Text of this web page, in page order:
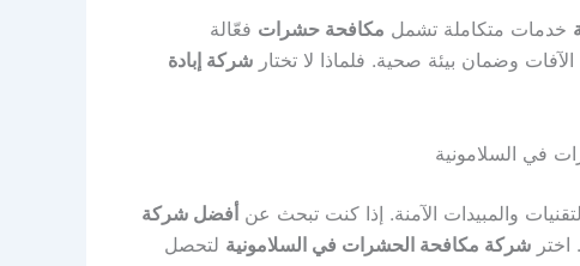
خدمات متكاملة تشمل مكافحة حشرات فعّالة
وضمان بيئة صحية. فلماذا لا تختار شركة إبادة
في السلامونية
والمبيدات الآمنة. إذا كنت تبحث عن أفضل شركة
شركة مكافحة الحشرات في السلامونية لتحصل